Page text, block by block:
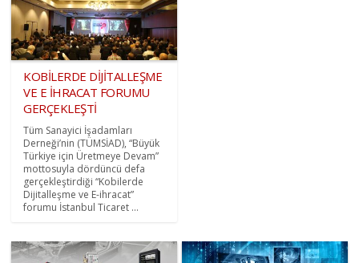
KOBİLERDE DİJİTALLEŞME
VE E İHRACAT FORUMU
GERÇEKLEŞTİ
Tüm Sanayici İşadamları
Derneği’nin (TÜMSİAD), “Büyük
Türkiye için Üretmeye Devam”
mottosuyla dördüncü defa
gerçekleştirdiği “Kobilerde
Dijitalleşme ve E-ihracat”
forumu İstanbul Ticaret ...